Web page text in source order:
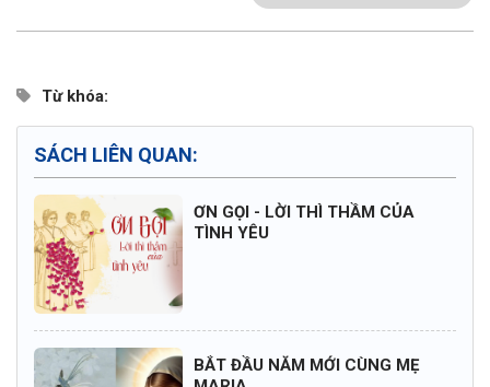
Từ khóa:
SÁCH LIÊN QUAN:
ƠN GỌI - LỜI THÌ THẦM CỦA
TÌNH YÊU
BẮT ĐẦU NĂM MỚI CÙNG MẸ